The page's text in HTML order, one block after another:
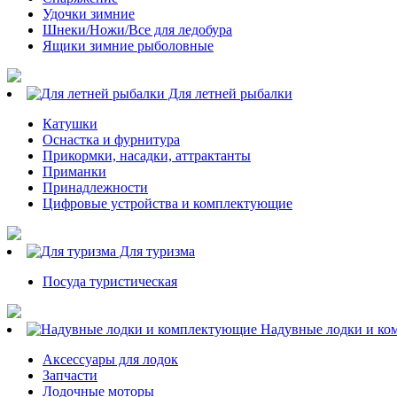
Удочки зимние
Шнеки/Ножи/Все для ледобура
Ящики зимние рыболовные
Для летней рыбалки
Катушки
Оснастка и фурнитура
Прикормки, насадки, аттрактанты
Приманки
Принадлежности
Цифровые устройства и комплектующие
Для туризма
Посуда туристическая
Надувные лодки и
Аксессуары для лодок
Запчасти
Лодочные моторы